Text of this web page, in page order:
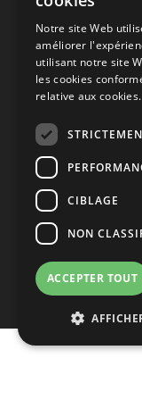
SUIVEZ-
Tous
Ce site
Politique de
Notre site Web
améliorer
utilisant notre site
les cookies
relative aux cookies.
CIBLAGE
NON
ACCEPTER TOUT